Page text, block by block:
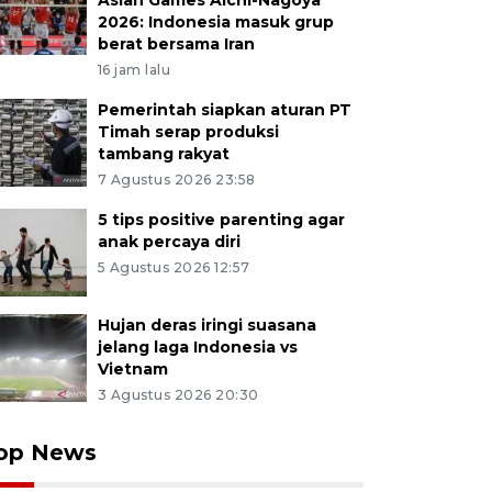
2026: Indonesia masuk grup
berat bersama Iran
16 jam lalu
Pemerintah siapkan aturan PT
Timah serap produksi
tambang rakyat
7 Agustus 2026 23:58
5 tips positive parenting agar
anak percaya diri
5 Agustus 2026 12:57
Hujan deras iringi suasana
jelang laga Indonesia vs
Vietnam
3 Agustus 2026 20:30
News